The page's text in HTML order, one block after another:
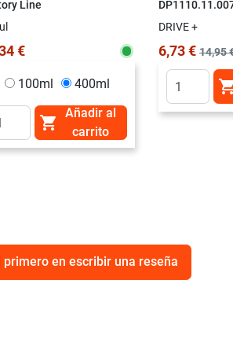
Line
€
100ml 400ml

Añadir al
carrito
DRIVE +
6,73 € 14,95
primero en escribir una reseña